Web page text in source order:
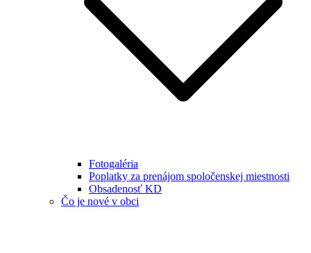
Fotogaléria
Poplatky za prenájom spoločenskej miestnosti
Obsadenosť KD
Čo je nové v obci